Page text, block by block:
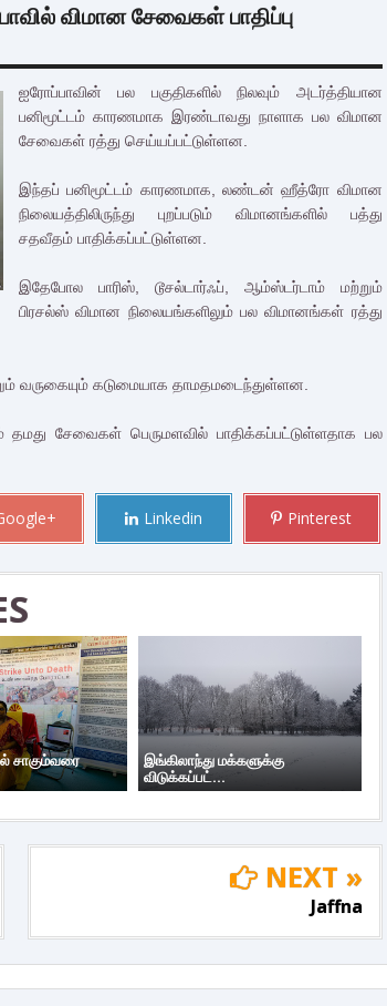
விமான சேவைகள் பாதிப்பு
ஐரோப்பாவின் பல பகுதிகளில் நிலவும் அடர்த்தியான
பனிமூட்டம் காரணமாக இரண்டாவது நாளாக பல விமான
சேவைகள் ரத்து செய்யப்பட்டுள்ளன.
இந்தப் பனிமூட்டம் காரணமாக, லண்டன் ஹீத்ரோ விமான
நிலையத்திலிருந்து புறப்படும் விமானங்களில் பத்து
சதவீதம் பாதிக்கப்பட்டுள்ளன.
இதேபோல பாரிஸ், டூசல்டார்ஃப், ஆம்ஸ்டர்டாம் மற்றும்
பிரசல்ஸ் விமான நிலையங்களிலும் பல விமானங்கள் ரத்து
வருகையும் கடுமையாக தாமதமடைந்துள்ளன.
தமது சேவைகள் பெருமளவில் பாதிக்கப்பட்டுள்ளதாக பல
Linkedin Pinterest
சாகும்வரை
இங்கிலாந்து மக்களுக்கு
விடுக்கப்பட்...
NEXT »
Jaffna